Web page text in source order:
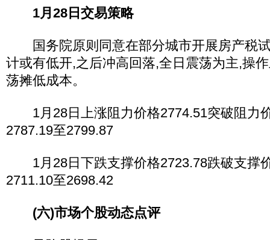
1月28日交易策略
国务院原则同意在部分城市开展房产税
计或有低开,之后冲高回落,全日震荡为主,操
荡摊低成本。
1月28日上涨阻力价格2774.51突破阻力
2787.19至2799.87
1月28日下跌支撑价格2723.78跌破支撑
2711.10至2698.42
(六)市场个股动态点评